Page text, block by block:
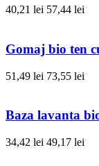
40,21 lei 57,44 lei
Gomaj bio ten
51,49 lei 73,55 lei
Baza lavanta
34,42 lei 49,17 lei